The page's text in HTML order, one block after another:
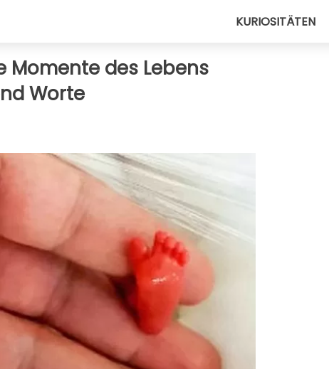
KURIOSITÄTEN
Momente des Lebens
Worte